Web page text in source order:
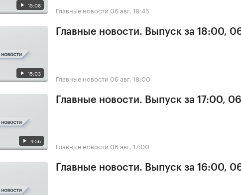
15:08 Главные новости 06 авг, 18:45
15:03
Главные новости. Выпуск за 18:00,
Главные новости 06 авг, 18:00
9:56
Главные новости. Выпуск за 17:00,
Главные новости 06 авг, 17:00
Главные новости. Выпуск за 16:00,